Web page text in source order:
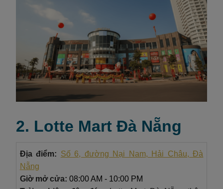
2. Lotte Mart Đà Nẵng
Địa điểm: Số 6, đường Nại Nam, Hải Châu, Đà
Nẵng
Giờ mở cửa: 08:00 AM - 10:00 PM